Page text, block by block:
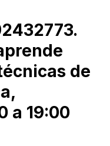
de
a 19:00